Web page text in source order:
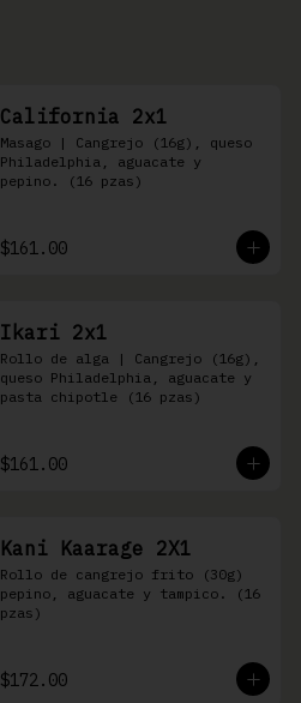
California 2x1
Masago | Cangrejo (16g), queso
Philadelphia, aguacate y
pepino. (16 pzas)
$161.00
Ikari 2x1
Rollo de alga | Cangrejo (16g),
queso Philadelphia, aguacate y
pasta chipotle (16 pzas)
$161.00
Kani Kaarage 2X1
Rollo de cangrejo frito (30g)
pepino, aguacate y tampico. (16
pzas)
$172.00